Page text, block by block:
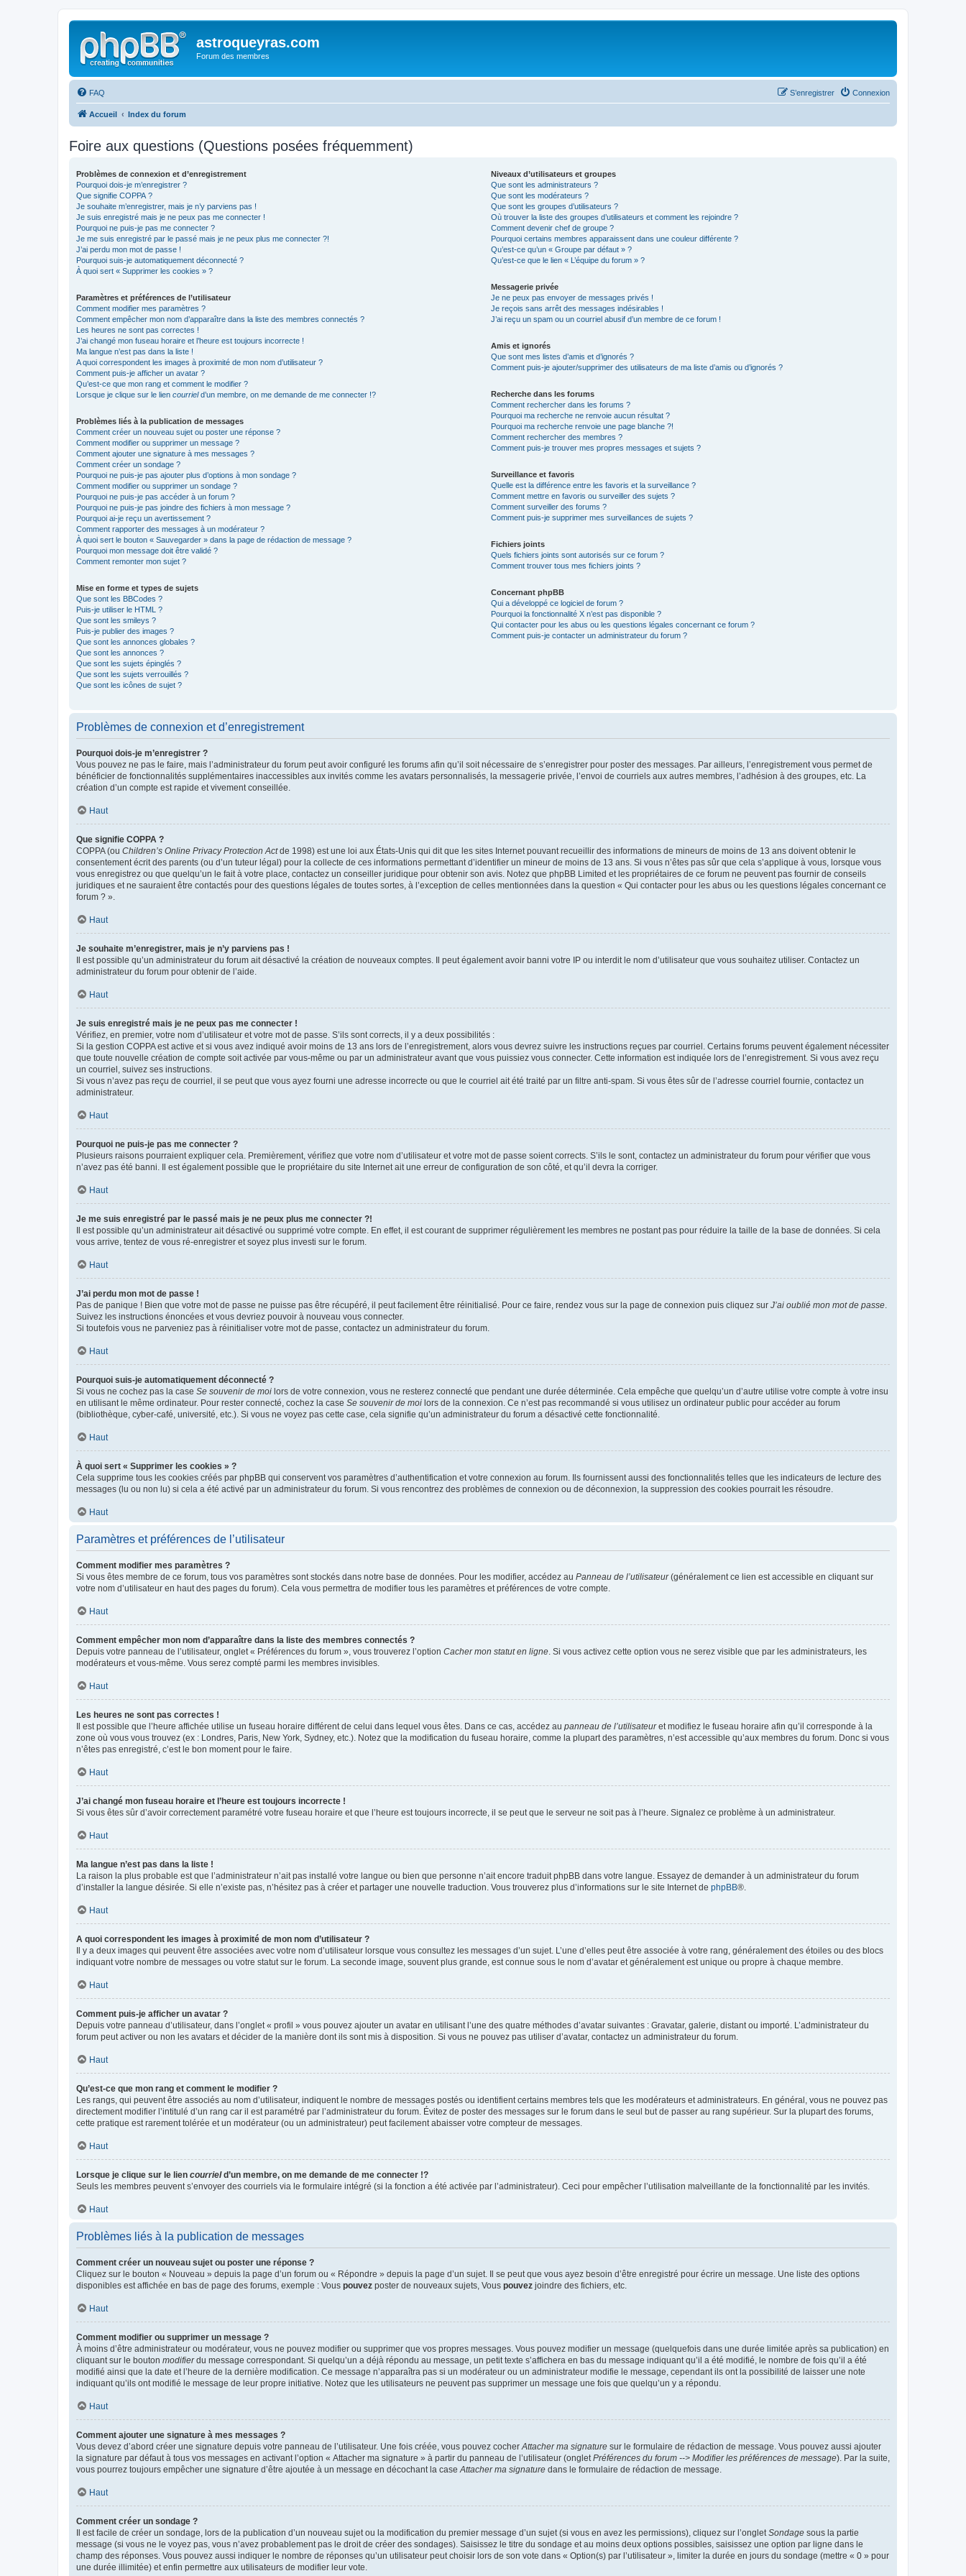
astroqueyras.com
Forum des membres
FAQ Connexion
S’enregistrer
Accueil Index du forum
Foire aux questions (Questions posées fréquemment)
Problèmes de connexion et d’enregistrement
Pourquoi dois-je m’enregistrer ?
Que signifie COPPA ?
Je souhaite m’enregistrer, mais je n’y parviens pas !
Je suis enregistré mais je ne peux pas me connecter !
Pourquoi ne puis-je pas me connecter ?
Je me suis enregistré par le passé mais je ne peux plus me connecter ?!
J’ai perdu mon mot de passe !
Pourquoi suis-je automatiquement déconnecté ?
À quoi sert « Supprimer les cookies » ?
Paramètres et préférences de l’utilisateur
Comment modifier mes paramètres ?
Comment empêcher mon nom d’apparaître dans la liste des membres connectés ?
Les heures ne sont pas correctes !
J’ai changé mon fuseau horaire et l’heure est toujours incorrecte !
Ma langue n’est pas dans la liste !
A quoi correspondent les images à proximité de mon nom d’utilisateur ?
Comment puis-je afficher un avatar ?
Qu’est-ce que mon rang et comment le modifier ?
Lorsque je clique sur le lien courrield’un membre, on me demande de me connecter !?
Problèmes liés à la publication de messages
Comment créer un nouveau sujet ou poster une réponse ?
Comment modifier ou supprimer un message ?
Comment ajouter une signature à mes messages ?
Comment créer un sondage ?
Pourquoi ne puis-je pas ajouter plus d’options à mon sondage ?
Comment modifier ou supprimer un sondage ?
Pourquoi ne puis-je pas accéder à un forum ?
Pourquoi ne puis-je pas joindre des fichiers à mon message ?
Pourquoi ai-je reçu un avertissement ?
Comment rapporter des messages à un modérateur ?
À quoi sert le bouton « Sauvegarder » dans la page de rédaction de message ?
Pourquoi mon message doit être validé ?
Comment remonter mon sujet ?
Mise en forme et types de sujets
Que sont les BBCodes ?
Puis-je utiliser le HTML ?
Que sont les smileys ?
Puis-je publier des images ?
Que sont les annonces globales ?
Que sont les annonces ?
Que sont les sujets épinglés ?
Que sont les sujets verrouillés ?
Que sont les icônes de sujet ?
Niveaux d’utilisateurs et groupes
Que sont les administrateurs ?
Que sont les modérateurs ?
Que sont les groupes d’utilisateurs ?
Où trouver la liste des groupes d’utilisateurs et comment les rejoindre ?
Comment devenir chef de groupe ?
Pourquoi certains membres apparaissent dans une couleur différente ?
Qu’est-ce qu’un « Groupe par défaut » ?
Qu’est-ce que le lien « L’équipe du forum » ?
Messagerie privée
Je ne peux pas envoyer de messages privés !
Je reçois sans arrêt des messages indésirables !
J’ai reçu un spam ou un courriel abusif d’un membre de ce forum !
Amis et ignorés
Que sont mes listes d’amis et d’ignorés ?
Comment puis-je ajouter/supprimer des utilisateurs de ma liste d’amis ou d’ignorés ?
Recherche dans les forums
Comment rechercher dans les forums ?
Pourquoi ma recherche ne renvoie aucun résultat ?
Pourquoi ma recherche renvoie une page blanche ?!
Comment rechercher des membres ?
Comment puis-je trouver mes propres messages et sujets ?
Surveillance et favoris
Quelle est la différence entre les favoris et la surveillance ?
Comment mettre en favoris ou surveiller des sujets ?
Comment surveiller des forums ?
Comment puis-je supprimer mes surveillances de sujets ?
Fichiers joints
Quels fichiers joints sont autorisés sur ce forum ?
Comment trouver tous mes fichiers joints ?
Concernant phpBB
Qui a développé ce logiciel de forum ?
Pourquoi la fonctionnalité X n’est pas disponible ?
Qui contacter pour les abus ou les questions légales concernant ce forum ?
Comment puis-je contacter un administrateur du forum ?
Problèmes de connexion et d’enregistrement
Pourquoi dois-je m’enregistrer ?
Vous pouvez ne pas le faire, mais l’administrateur du forum peut avoir configuré les forums afin qu’il soit nécessaire de s’enregistrer pour poster des messages. Par ailleurs, l’enregistrement vous permet de
bénéficier de fonctionnalités supplémentaires inaccessibles aux invités comme les avatars personnalisés, la messagerie privée, l’envoi de courriels aux autres membres, l’adhésion à des groupes, etc. La
création d’un compte est rapide et vivement conseillée.
Haut
Que signifie COPPA ?
COPPA (ou Children’s Online Privacy Protection Actde 1998) est une loi aux États-Unis qui dit que les sites Internet pouvant recueillir des informations de mineurs de moins de 13 ans doivent obtenir le
consentement écrit des parents (ou d’un tuteur légal) pour la collecte de ces informations permettant d’identifier un mineur de moins de 13 ans. Si vous n’êtes pas sûr que cela s’applique à vous, lorsque vous
vous enregistrez ou que quelqu’un le fait à votre place, contactez un conseiller juridique pour obtenir son avis. Notez que phpBB Limited et les propriétaires de ce forum ne peuvent pas fournir de conseils
juridiques et ne sauraient être contactés pour des questions légales de toutes sortes, à l’exception de celles mentionnées dans la question « Qui contacter pour les abus ou les questions légales concernant ce
forum ? ».
Haut
Je souhaite m’enregistrer, mais je n’y parviens pas !
Il est possible qu’un administrateur du forum ait désactivé la création de nouveaux comptes. Il peut également avoir banni votre IP ou interdit le nom d’utilisateur que vous souhaitez utiliser. Contactez un
administrateur du forum pour obtenir de l’aide.
Haut
Je suis enregistré mais je ne peux pas me connecter !
Vérifiez, en premier, votre nom d’utilisateur et votre mot de passe. S’ils sont corrects, il y a deux possibilités :
Si la gestion COPPA est active et si vous avez indiqué avoir moins de 13 ans lors de l’enregistrement, alors vous devrez suivre les instructions reçues par courriel. Certains forums peuvent également nécessiter
que toute nouvelle création de compte soit activée par vous-même ou par un administrateur avant que vous puissiez vous connecter. Cette information est indiquée lors de l’enregistrement. Si vous avez reçu
un courriel, suivez ses instructions.
Si vous n’avez pas reçu de courriel, il se peut que vous ayez fourni une adresse incorrecte ou que le courriel ait été traité par un filtre anti-spam. Si vous êtes sûr de l’adresse courriel fournie, contactez un
administrateur.
Haut
Pourquoi ne puis-je pas me connecter ?
Plusieurs raisons pourraient expliquer cela. Premièrement, vérifiez que votre nom d’utilisateur et votre mot de passe soient corrects. S’ils le sont, contactez un administrateur du forum pour vérifier que vous
n’avez pas été banni. Il est également possible que le propriétaire du site Internet ait une erreur de configuration de son côté, et qu’il devra la corriger.
Haut
Je me suis enregistré par le passé mais je ne peux plus me connecter ?!
Il est possible qu’un administrateur ait désactivé ou supprimé votre compte. En effet, il est courant de supprimer régulièrement les membres ne postant pas pour réduire la taille de la base de données. Si cela
vous arrive, tentez de vous ré-enregistrer et soyez plus investi sur le forum.
Haut
J’ai perdu mon mot de passe !
Pas de panique ! Bien que votre mot de passe ne puisse pas être récupéré, il peut facilement être réinitialisé. Pour ce faire, rendez vous sur la page de connexion puis cliquez sur J’ai oublié mon mot de passe
Suivez les instructions énoncées et vous devriez pouvoir à nouveau vous connecter.
Si toutefois vous ne parveniez pas à réinitialiser votre mot de passe, contactez un administrateur du forum.
Haut
Pourquoi suis-je automatiquement déconnecté ?
Si vous ne cochez pas la case Se souvenir de moi lors de votre connexion, vous ne resterez connecté que pendant une durée déterminée. Cela empêche que quelqu’un d’autre utilise votre compte à votre insu
en utilisant le même ordinateur. Pour rester connecté, cochez la case Se souvenir de moi lors de la connexion. Ce n’est pas recommandé si vous utilisez un ordinateur public pour accéder au forum
(bibliothèque, cyber-café, université, etc.). Si vous ne voyez pas cette case, cela signifie qu’un administrateur du forum a désactivé cette fonctionnalité.
Haut
À quoi sert « Supprimer les cookies » ?
Cela supprime tous les cookies créés par phpBB qui conservent vos paramètres d’authentification et votre connexion au forum. Ils fournissent aussi des fonctionnalités telles que les indicateurs de lecture des
messages (lu ou non lu) si cela a été activé par un administrateur du forum. Si vous rencontrez des problèmes de connexion ou de déconnexion, la suppression des cookies pourrait les résoudre.
Haut
Paramètres et préférences de l’utilisateur
Comment modifier mes paramètres ?
Si vous êtes membre de ce forum, tous vos paramètres sont stockés dans notre base de données. Pour les modifier, accédez au Panneau de l’utilisateur(généralement ce lien est accessible en cliquant sur
votre nom d’utilisateur en haut des pages du forum). Cela vous permettra de modifier tous les paramètres et préférences de votre compte.
Haut
Comment empêcher mon nom d’apparaître dans la liste des membres connectés ?
Depuis votre panneau de l’utilisateur, onglet « Préférences du forum », vous trouverez l’option Cacher mon statut en ligne . Si vous activez cette option vous ne serez visible que par les administrateurs, les
modérateurs et vous-même. Vous serez compté parmi les membres invisibles.
Haut
Les heures ne sont pas correctes !
Il est possible que l’heure affichée utilise un fuseau horaire différent de celui dans lequel vous êtes. Dans ce cas, accédez au panneau de l’utilisateuret modifiez le fuseau horaire afin qu’il corresponde à la
zone où vous vous trouvez (ex : Londres, Paris, New York, Sydney, etc.). Notez que la modification du fuseau horaire, comme la plupart des paramètres, n’est accessible qu’aux membres du forum. Donc si vous
n’êtes pas enregistré, c’est le bon moment pour le faire.
Haut
J’ai changé mon fuseau horaire et l’heure est toujours incorrecte !
Si vous êtes sûr d’avoir correctement paramétré votre fuseau horaire et que l’heure est toujours incorrecte, il se peut que le serveur ne soit pas à l’heure. Signalez ce problème à un administrateur.
Haut
Ma langue n’est pas dans la liste !
La raison la plus probable est que l’administrateur n’ait pas installé votre langue ou bien que personne n’ait encore traduit phpBB dans votre langue. Essayez de demander à un administrateur du forum
d’installer la langue désirée. Si elle n’existe pas, n’hésitez pas à créer et partager une nouvelle traduction. Vous trouverez plus d’informations sur le site Internet de phpBB®.
Haut
A quoi correspondent les images à proximité de mon nom d’utilisateur ?
Il y a deux images qui peuvent être associées avec votre nom d’utilisateur lorsque vous consultez les messages d’un sujet. L’une d’elles peut être associée à votre rang, généralement des étoiles ou des blocs
indiquant votre nombre de messages ou votre statut sur le forum. La seconde image, souvent plus grande, est connue sous le nom d’avatar et généralement est unique ou propre à chaque membre.
Haut
Comment puis-je afficher un avatar ?
Depuis votre panneau d’utilisateur, dans l’onglet « profil » vous pouvez ajouter un avatar en utilisant l’une des quatre méthodes d’avatar suivantes : Gravatar, galerie, distant ou importé. L’administrateur du
forum peut activer ou non les avatars et décider de la manière dont ils sont mis à disposition. Si vous ne pouvez pas utiliser d’avatar, contactez un administrateur du forum.
Haut
Qu’est-ce que mon rang et comment le modifier ?
Les rangs, qui peuvent être associés au nom d’utilisateur, indiquent le nombre de messages postés ou identifient certains membres tels que les modérateurs et administrateurs. En général, vous ne pouvez pas
directement modifier l’intitulé d’un rang car il est paramétré par l’administrateur du forum. Évitez de poster des messages sur le forum dans le seul but de passer au rang supérieur. Sur la plupart des forums,
cette pratique est rarement tolérée et un modérateur (ou un administrateur) peut facilement abaisser votre compteur de messages.
Haut
Lorsque je clique sur le lien courrield’un membre, on me demande de me connecter !?
Seuls les membres peuvent s’envoyer des courriels via le formulaire intégré (si la fonction a été activée par l’administrateur). Ceci pour empêcher l’utilisation malveillante de la fonctionnalité par les invités.
Haut
Problèmes liés à la publication de messages
Comment créer un nouveau sujet ou poster une réponse ?
Cliquez sur le bouton « Nouveau » depuis la page d’un forum ou « Répondre » depuis la page d’un sujet. Il se peut que vous ayez besoin d’être enregistré pour écrire un message. Une liste des options
disponibles est affichée en bas de page des forums, exemple : Vous pouvez poster de nouveaux sujets, Vous pouvez joindre des fichiers, etc.
Haut
Comment modifier ou supprimer un message ?
À moins d’être administrateur ou modérateur, vous ne pouvez modifier ou supprimer que vos propres messages. Vous pouvez modifier un message (quelquefois dans une durée limitée après sa publication) en
cliquant sur le bouton modifierdu message correspondant. Si quelqu’un a déjà répondu au message, un petit texte s’affichera en bas du message indiquant qu’il a été modifié, le nombre de fois qu’il a été
modifié ainsi que la date et l’heure de la dernière modification. Ce message n’apparaîtra pas si un modérateur ou un administrateur modifie le message, cependant ils ont la possibilité de laisser une note
indiquant qu’ils ont modifié le message de leur propre initiative. Notez que les utilisateurs ne peuvent pas supprimer un message une fois que quelqu’un y a répondu.
Haut
Comment ajouter une signature à mes messages ?
Vous devez d’abord créer une signature depuis votre panneau de l’utilisateur. Une fois créée, vous pouvez cocher Attacher ma signature sur le formulaire de rédaction de message. Vous pouvez aussi ajouter
la signature par défaut à tous vos messages en activant l’option « Attacher ma signature » à partir du panneau de l’utilisateur (onglet Préférences du forum --> Modifier les préférences de message). Par la suite,
vous pourrez toujours empêcher une signature d’être ajoutée à un message en décochant la case Attacher ma signature dans le formulaire de rédaction de message.
Haut
Comment créer un sondage ?
Il est facile de créer un sondage, lors de la publication d’un nouveau sujet ou la modification du premier message d’un sujet (si vous en avez les permissions), cliquez sur l’onglet Sondage sous la partie
message (si vous ne le voyez pas, vous n’avez probablement pas le droit de créer des sondages). Saisissez le titre du sondage et au moins deux options possibles, saisissez une option par ligne dans le
champ des réponses. Vous pouvez aussi indiquer le nombre de réponses qu’un utilisateur peut choisir lors de son vote dans « Option(s) par l’utilisateur », limiter la durée en jours du sondage (mettre « 0 » pour
une durée illimitée) et enfin permettre aux utilisateurs de modifier leur vote.